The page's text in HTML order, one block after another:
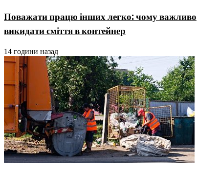
Поважати працю інших легко: чому важливо
викидати сміття в контейнер
14 години назад